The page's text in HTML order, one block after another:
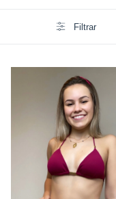
Filtrar